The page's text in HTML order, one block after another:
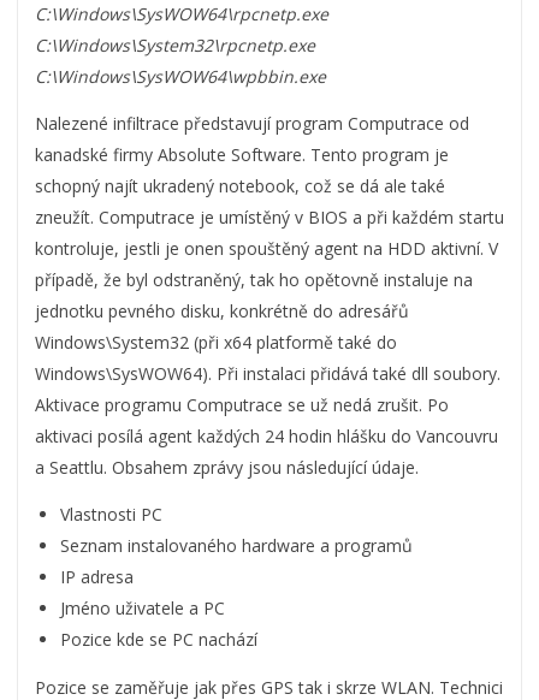
C:\Windows\SysWOW64\rpcnetp.exe
C:\Windows\System32\rpcnetp.exe
C:\Windows\SysWOW64\wpbbin.exe
Nalezené infiltrace představují program Computrace od
kanadské firmy Absolute Software. Tento program je
schopný najít ukradený notebook, což se dá ale také
zneužít. Computrace je umístěný v BIOS a při každém startu
kontroluje, jestli je onen spouštěný agent na HDD aktivní. V
případě, že byl odstraněný, tak ho opětovně instaluje na
jednotku pevného disku, konkrétně do adresářů
Windows\System32 (při x64 platformě také do
Windows\SysWOW64). Při instalaci přidává také dll soubory.
Aktivace programu Computrace se už nedá zrušit. Po
aktivaci posílá agent každých 24 hodin hlášku do Vancouvru
a Seattlu. Obsahem zprávy jsou následující údaje.
Vlastnosti PC
Seznam instalovaného hardware a programů
IP adresa
Jméno uživatele a PC
Pozice kde se PC nachází
Pozice se zaměřuje jak přes GPS tak i skrze WLAN. Technici